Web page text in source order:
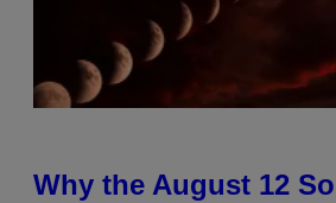
Why the August 12